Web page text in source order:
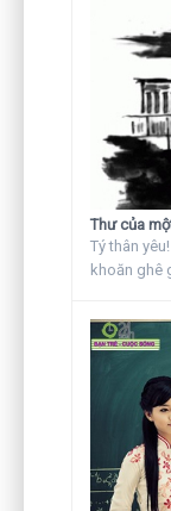
Thư của
Tý thân
khoăn ghê